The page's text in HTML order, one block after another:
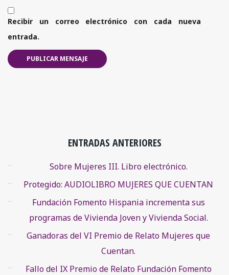
Recibir un correo electrónico con cada nueva
entrada.
ENTRADAS ANTERIORES
Sobre Mujeres III. Libro electrónico.
Protegido: AUDIOLIBRO MUJERES QUE CUENTAN
Fundación Fomento Hispania incrementa sus
programas de Vivienda Joven y Vivienda Social.
Ganadoras del VI Premio de Relato Mujeres que
Cuentan.
Fallo del IX Premio de Relato Fundación Fomento